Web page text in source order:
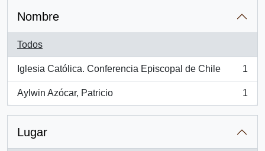
Nombre
Todos
Iglesia Católica. Conferencia Episcopal de Chile
, 1 resultados
1
Aylwin Azócar, Patricio
, 1 resultados
1
Lugar